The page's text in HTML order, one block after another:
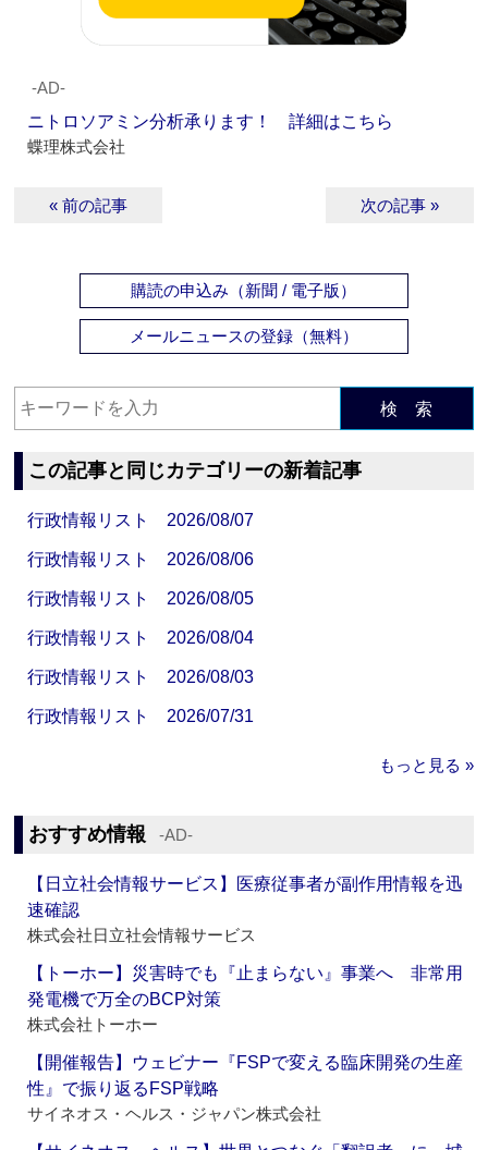
‐AD‐
ニトロソアミン分析承ります！ 詳細はこちら
蝶理株式会社
« 前の記事 次の記事 »
購読の申込み（新聞 / 電子版）
メールニュースの登録（無料）
検 索
この記事と同じカテゴリーの新着記事
行政情報リスト 2026/08/07
行政情報リスト 2026/08/06
行政情報リスト 2026/08/05
行政情報リスト 2026/08/04
行政情報リスト 2026/08/03
行政情報リスト 2026/07/31
もっと見る »
おすすめ情報 ‐AD‐
【日立社会情報サービス】医療従事者が副作用情報を迅
速確認
株式会社日立社会情報サービス
【トーホー】災害時でも『止まらない』事業へ 非常用
発電機で万全のBCP対策
株式会社トーホー
【開催報告】ウェビナー『FSPで変える臨床開発の生産
性』で振り返るFSP戦略
サイネオス・ヘルス・ジャパン株式会社